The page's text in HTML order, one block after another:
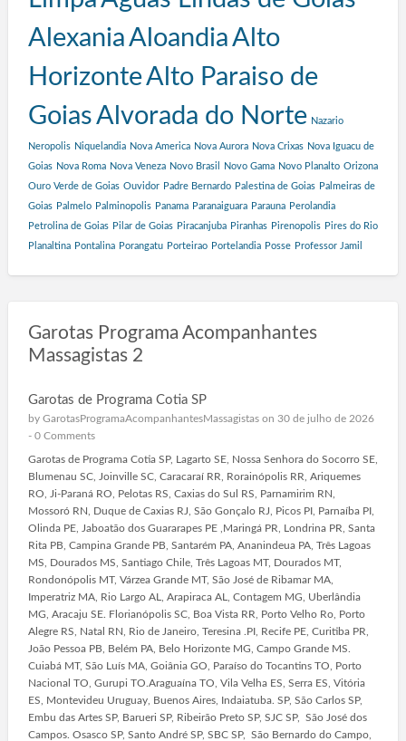
AlexaniaAloandiaAlto
HorizonteAlto Paraiso de
GoiasAlvorada do Norte Nazario
Neropolis Niquelandia Nova America Nova Aurora Nova Crixas Nova Iguacu de
Goias Nova Roma Nova Veneza Novo Brasil Novo Gama Novo Planalto Orizona
Ouro Verde de Goias Ouvidor Padre Bernardo Palestina de Goias Palmeiras de
Goias Palmelo Palminopolis Panama Paranaiguara Parauna Perolandia
Petrolina de Goias Pilar de Goias Piracanjuba Piranhas Pirenopolis Pires do Rio
Planaltina Pontalina Porangatu Porteirao Portelandia Posse Professor Jamil
Garotas Programa Acompanhantes
Massagistas 2
Garotas de Programa Cotia SP
by GarotasProgramaAcompanhantesMassagistason 30 de julho de 2026
- 0 Comments
Garotas de Programa Cotia SP, Lagarto SE, Nossa Senhora do Socorro SE,
Blumenau SC, Joinville SC, Caracaraí RR, Rorainópolis RR, Ariquemes
RO, Ji-Paraná RO, Pelotas RS, Caxias do Sul RS, Parnamirim RN,
Mossoró RN, Duque de Caxias RJ, São Gonçalo RJ, Picos PI, Parnaíba PI,
Olinda PE, Jaboatão dos Guararapes PE ,Maringá PR, Londrina PR, Santa
Rita PB, Campina Grande PB, Santarém PA, Ananindeua PA, Três Lagoas
MS, Dourados MS, Santiago Chile, Três Lagoas MT, Dourados MT,
Rondonópolis MT, Várzea Grande MT, São José de Ribamar MA,
Imperatriz MA, Rio Largo AL, Arapiraca AL, Contagem MG, Uberlândia
MG, Aracaju SE. Florianópolis SC, Boa Vista RR, Porto Velho Ro, Porto
Alegre RS, Natal RN, Rio de Janeiro, Teresina .PI, Recife PE, Curitiba PR,
João Pessoa PB, Belém PA, Belo Horizonte MG, Campo Grande MS.
Cuiabá MT, São Luís MA, Goiânia GO, Paraíso do Tocantins TO, Porto
Nacional TO, Gurupi TO.Araguaína TO, Vila Velha ES, Serra ES, Vitória
ES, Montevideu Uruguay, Buenos Aires, Indaiatuba. SP, São Carlos SP,
Embu das Artes SP, Barueri SP, Ribeirão Preto SP, SJC SP, São José dos
Campos. Osasco SP, Santo André SP, SBC SP, São Bernardo do Campo,